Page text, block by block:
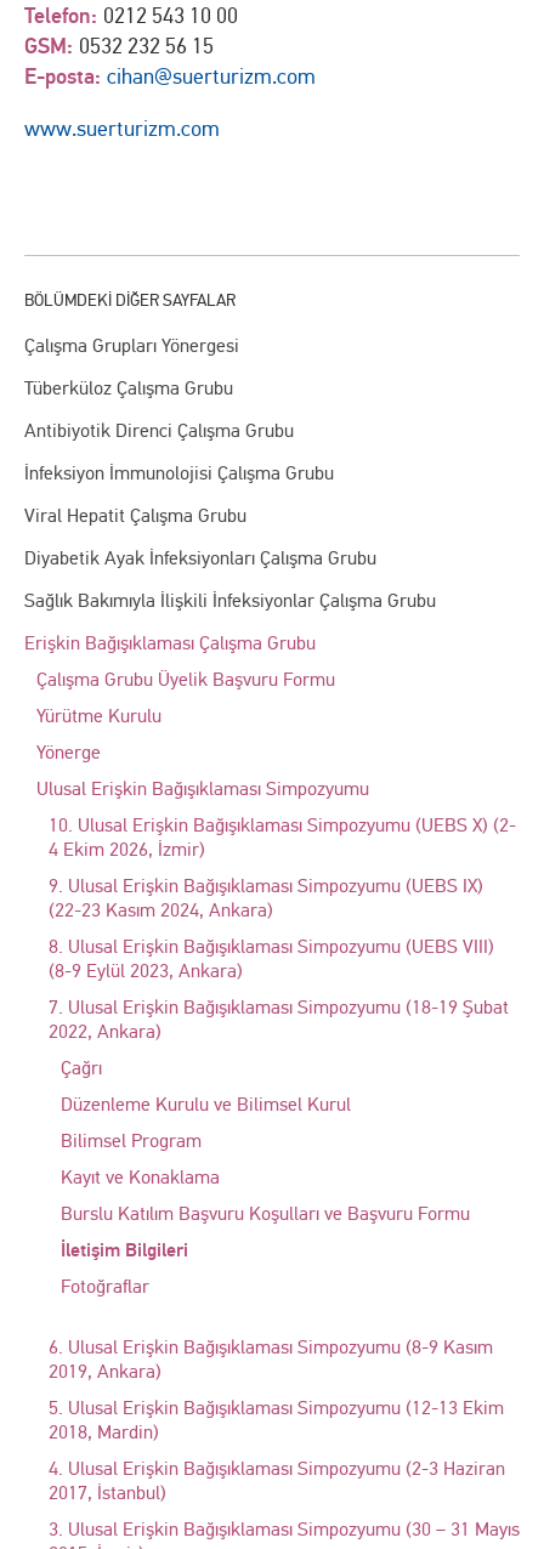
Çalışma Grupları Yönergesi
Tüberküloz Çalışma Grubu
Antibiyotik Direnci Çalışma Grubu
İnfeksiyon İmmunolojisi Çalışma Grubu
Viral Hepatit Çalışma Grubu
Diyabetik Ayak İnfeksiyonları Çalışma Grubu
Sağlık Bakımıyla İlişkili İnfeksiyonlar Çalışma Grubu
Erişkin Bağışıklaması Çalışma Grubu
Çalışma Grubu Üyelik Başvuru Formu
Yürütme Kurulu
Yönerge
Ulusal Erişkin Bağışıklaması Simpozyumu
10. Ulusal Erişkin Bağışıklaması Simpozyumu (UEBS X) (2-
4 Ekim 2026, İzmir)
9. Ulusal Erişkin Bağışıklaması Simpozyumu (UEBS IX)
(22-23 Kasım 2024, Ankara)
8. Ulusal Erişkin Bağışıklaması Simpozyumu (UEBS VIII)
(8-9 Eylül 2023, Ankara)
7. Ulusal Erişkin Bağışıklaması Simpozyumu (18-19 Şubat
2022, Ankara)
Çağrı
Düzenleme Kurulu ve Bilimsel Kurul
Bilimsel Program
Kayıt ve Konaklama
Burslu Katılım Başvuru Koşulları ve Başvuru Formu
İletişim Bilgileri
Fotoğraflar
6. Ulusal Erişkin Bağışıklaması Simpozyumu (8-9 Kasım
2019, Ankara)
5. Ulusal Erişkin Bağışıklaması Simpozyumu (12-13 Ekim
2018, Mardin)
4. Ulusal Erişkin Bağışıklaması Simpozyumu (2-3 Haziran
2017, İstanbul)
3. Ulusal Erişkin Bağışıklaması Simpozyumu (30 – 31 Mayıs
Telefon: 0212 543 10 00
GSM: 0532 232 56 15
E-posta: cihan@suerturizm.com
www.suerturizm.com